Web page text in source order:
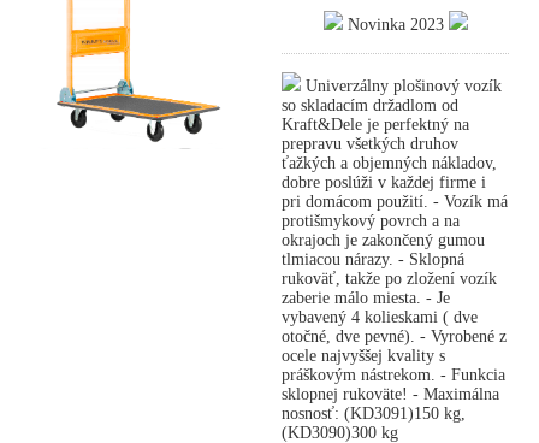
Novinka 2023
Univerzálny plošinový vozík
so skladacím držadlom od
Kraft&Dele je perfektný na
prepravu všetkých druhov
ťažkých a objemných nákladov,
dobre poslúži v každej firme i
pri domácom použití. - Vozík má
protišmykový povrch a na
okrajoch je zakončený gumou
tlmiacou nárazy. - Sklopná
rukoväť, takže po zložení vozík
zaberie málo miesta. - Je
vybavený 4 kolieskami ( dve
otočné, dve pevné). - Vyrobené z
ocele najvyššej kvality s
práškovým nástrekom. - Funkcia
sklopnej rukoväte! - Maximálna
nosnosť: (KD3091)150 kg,
(KD3090)300 kg